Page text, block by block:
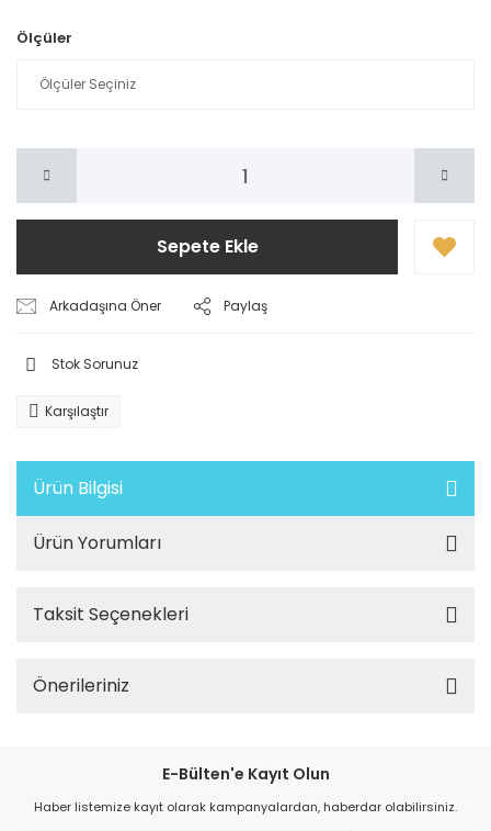
Ölçüler
Sepete Ekle
Arkadaşına Öner Paylaş
Stok Sorunuz
Karşılaştır
Ürün Bilgisi
Ürün Yorumları
Taksit Seçenekleri
Önerileriniz
E-Bülten'e Kayıt Olun
Haber listemize kayıt olarak kampanyalardan, haberdar olabilirsiniz.